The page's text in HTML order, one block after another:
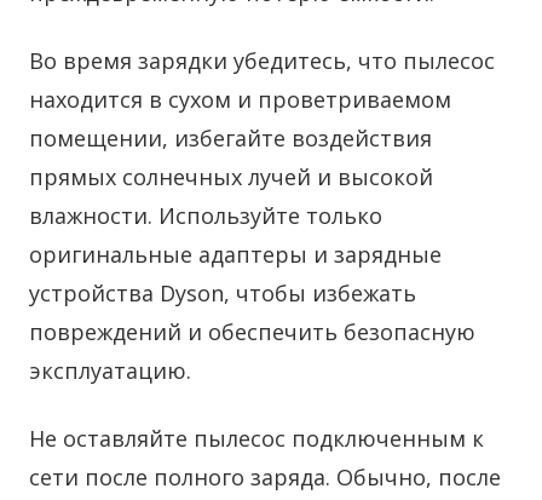
Во время зарядки убедитесь, что пылесос
находится в сухом и проветриваемом
помещении, избегайте воздействия
прямых солнечных лучей и высокой
влажности. Используйте только
оригинальные адаптеры и зарядные
устройства Dyson, чтобы избежать
повреждений и обеспечить безопасную
эксплуатацию.
Не оставляйте пылесос подключенным к
сети после полного заряда. Обычно, после